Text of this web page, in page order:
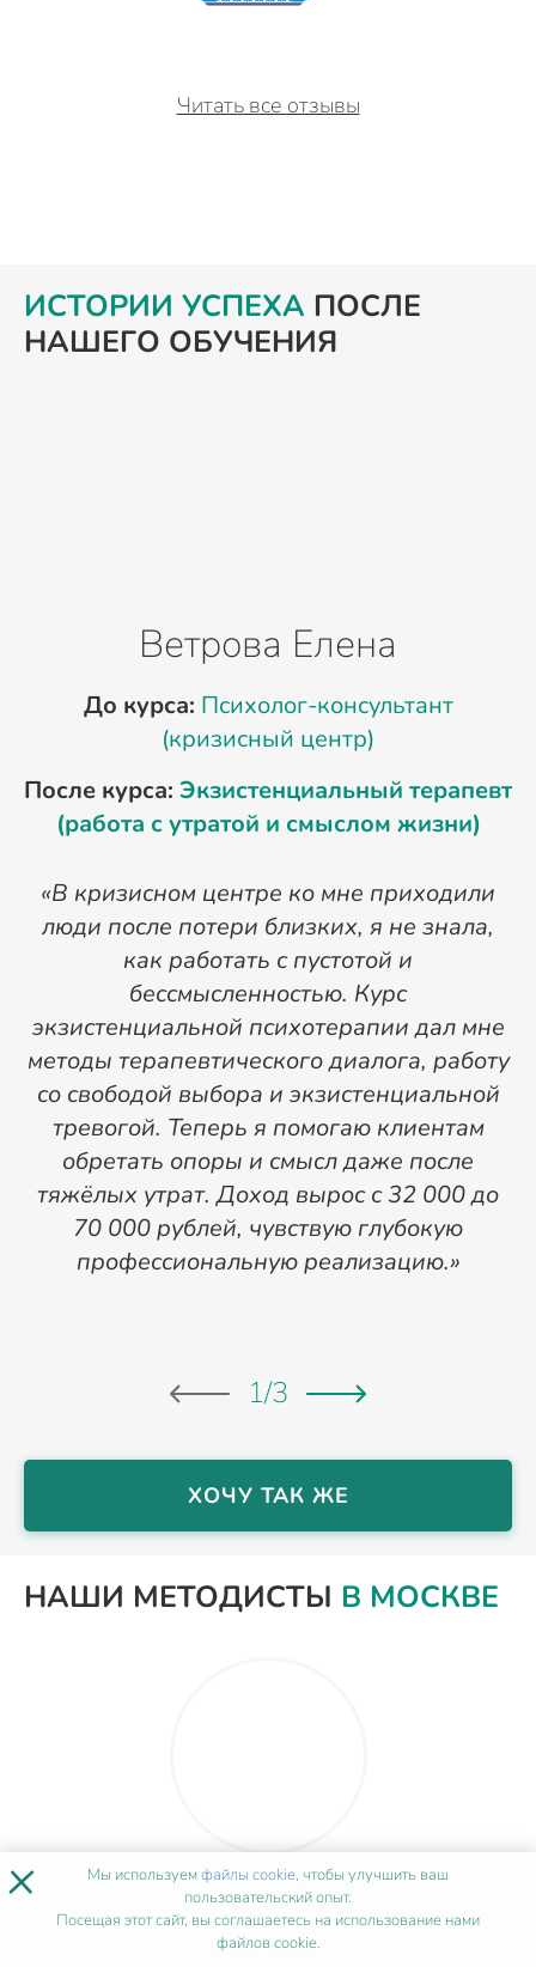
Читать все отзывы
ИСТОРИИ УСПЕХА ПОСЛЕ
НАШЕГО ОБУЧЕНИЯ
Ветрова Елена
До курса: Психолог-консультант
(кризисный центр)
После курса: Экзистенциальный терапевт
(работа с утратой и смыслом жизни)
«В кризисном центре ко мне приходили
люди после потери близких, я не знала,
как работать с пустотой и
бессмысленностью. Курс
экзистенциальной психотерапии дал мне
методы терапевтического диалога, работу
со свободой выбора и экзистенциальной
тревогой. Теперь я помогаю клиентам
обретать опоры и смысл даже после
тяжёлых утрат. Доход вырос с 32 000 до
70 000 рублей, чувствую глубокую
профессиональную реализацию.»
1/3
ХОЧУ ТАК ЖЕ
НАШИ МЕТОДИСТЫ В МОСКВЕ
Елена Савина
× Мы используемфайлы cookie, чтобы улучшить ваш
пользовательский опыт.
Посещая этот сайт, вы соглашаетесь на использование нами
файлов cookie.